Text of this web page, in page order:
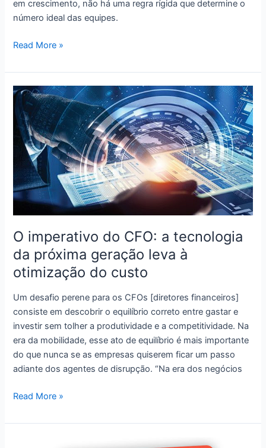
em crescimento, não há uma regra rígida que determine o
número ideal das equipes.
Sua
é
grande
demais?
É
muito
pequena?
Qual
seria
o
tamanho
ideal?
Read More »
O imperativo do CFO: a tecnologia
da próxima geração leva à
otimização do custo
Um desafio perene para os CFOs [diretores financeiros]
consiste em descobrir o equilíbrio correto entre gastar e
investir sem tolher a produtividade e a competitividade. Na
era da mobilidade, esse ato de equilíbrio é mais importante
do que nunca se as empresas quiserem ficar um passo
adiante dos agentes de disrupção. “Na era dos negócios
O
do
Read More »